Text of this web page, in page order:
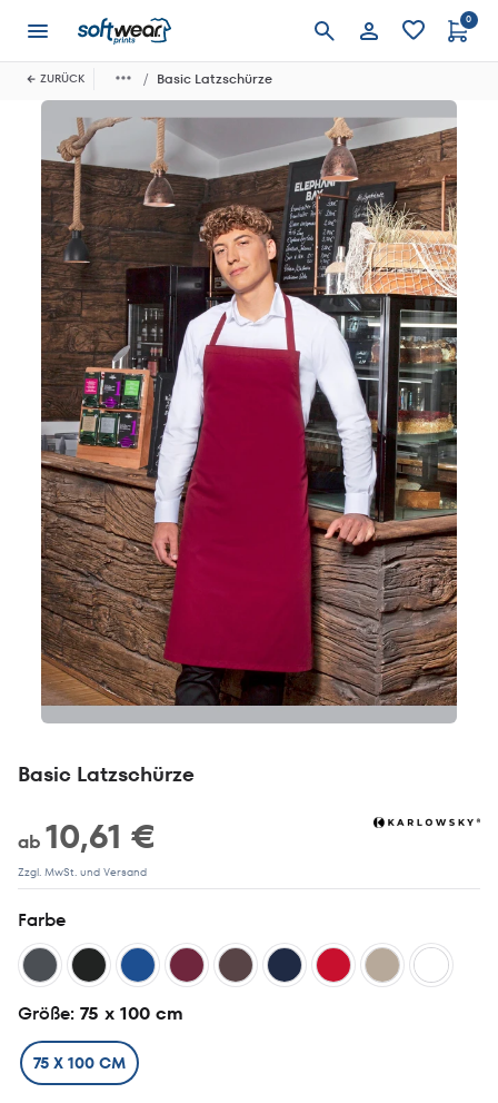
Anmelden
0
ZURÜCK Basic Latzschürze
Basic Latzschürze
ab 10,61 €
Zzgl. MwSt. und Versand
Farbe
Größe: 75 x 100 cm
75 X 100 CM